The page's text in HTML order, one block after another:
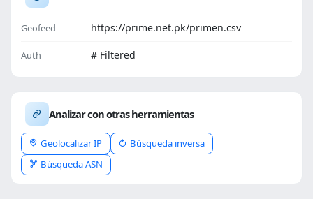
Geofeed https://prime.net.pk/primen.csv
Auth # Filtered
Analizar con otras herramientas
Geolocalizar IP
Búsqueda inversa
Búsqueda ASN